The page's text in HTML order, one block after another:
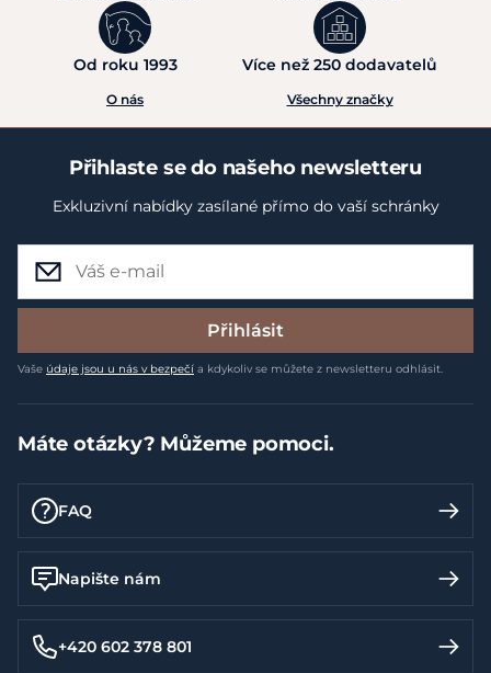
Od roku 1993
O nás
Více než 250 dodavatelů
Všechny značky
Přihlaste se do našeho newsletteru
Exkluzivní nabídky zasílané přímo do vaší schránky
Přihlásit
Vaše údaje jsou u nás v bezpečí a kdykoliv se můžete z newsletteru odhlásit.
Máte otázky? Můžeme pomoci.
FAQ
Napište nám
+420 602 378 801